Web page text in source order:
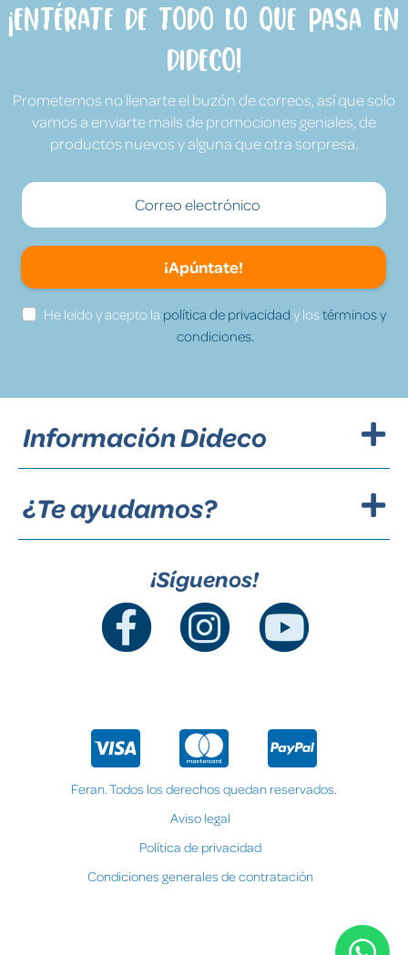
¡Entérate de todo lo que pasa en
Dideco!
Prometemos no llenarte el buzón de correos, así que solo
vamos a enviarte mails de promociones geniales, de
productos nuevos y alguna que otra sorpresa.
¡Apúntate!
He leído y acepto la política de privacidad y lostérminos y
condiciones.
Información Dideco
¿Te ayudamos?
¡Síguenos!
Feran. Todos los derechos quedan reservados.
Aviso legal
Política de privacidad
Condiciones generales de contratación